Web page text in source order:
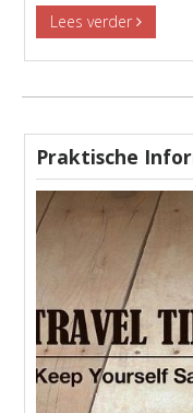
Lees verder
Praktische